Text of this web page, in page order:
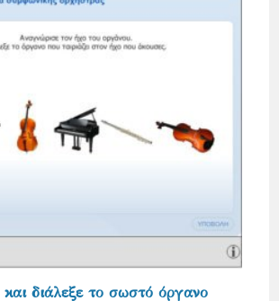
διάλεξε το σωστό όργανο